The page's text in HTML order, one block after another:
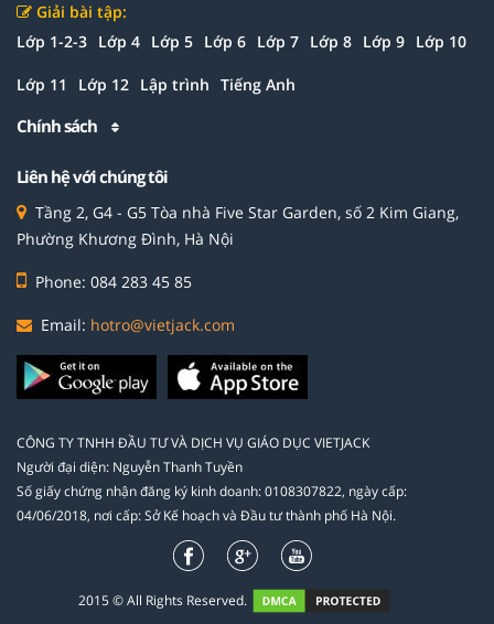
Giải bài tập:
Lớp 1-2-3 Lớp 4 Lớp 5 Lớp 6 Lớp 7 Lớp 8 Lớp 9 Lớp 10
Lớp 11 Lớp 12 Lập trình Tiếng Anh
Chính sách
Liên hệ với chúng tôi
Tầng 2, G4 - G5 Tòa nhà Five Star Garden, số 2 Kim Giang,
Phường Khương Đình, Hà Nội
Phone: 084 283 45 85
Email: hotro@vietjack.com
CÔNG TY TNHH ĐẦU TƯ VÀ DỊCH VỤ GIÁO DỤC VIETJACK
Người đại diện: Nguyễn Thanh Tuyền
Số giấy chứng nhận đăng ký kinh doanh: 0108307822, ngày cấp:
04/06/2018, nơi cấp: Sở Kế hoạch và Đầu tư thành phố Hà Nội.
2015 © All Rights Reserved.